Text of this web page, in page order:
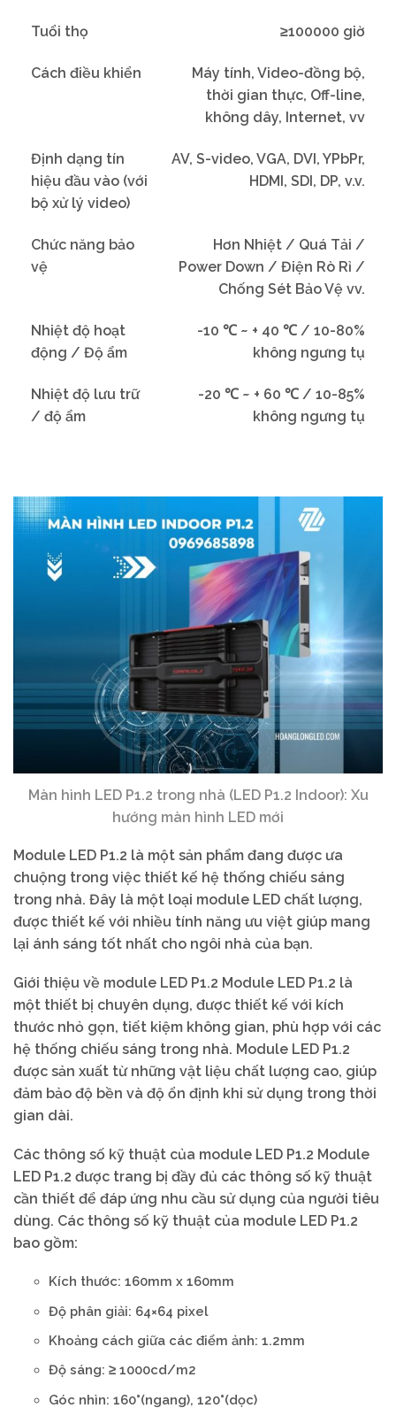
Tuổi thọ ≥100000 giờ
Cách điều khiển
Máy tính, Video-đồng bộ,
thời gian thực, Off-line,
không dây, Internet, vv
Định dạng tín
hiệu đầu vào (với
bộ xử lý video)
AV, S-video, VGA, DVI, YPbPr,
HDMI, SDI, DP, v.v.
Chức năng bảo
vệ
Hơn Nhiệt / Quá Tải /
Power Down / Điện Rò Rỉ /
Chống Sét Bảo Vệ vv.
Nhiệt độ hoạt
động / Độ ẩm
-10 ℃ ~ + 40 ℃ / 10-80%
không ngưng tụ
Nhiệt độ lưu trữ
/ độ ẩm
-20 ℃ ~ + 60 ℃ / 10-85%
không ngưng tụ
Màn hình LED P1.2 trong nhà (LED P1.2 Indoor): Xu
hướng màn hình LED mới
Module LED P1.2 là một sản phẩm đang được ưa
chuộng trong việc thiết kế hệ thống chiếu sáng
trong nhà. Đây là một loại module LED chất lượng,
được thiết kế với nhiều tính năng ưu việt giúp mang
lại ánh sáng tốt nhất cho ngôi nhà của bạn.
Giới thiệu về module LED P1.2 Module LED P1.2 là
một thiết bị chuyên dụng, được thiết kế với kích
thước nhỏ gọn, tiết kiệm không gian, phù hợp với các
hệ thống chiếu sáng trong nhà. Module LED P1.2
được sản xuất từ những vật liệu chất lượng cao, giúp
đảm bảo độ bền và độ ổn định khi sử dụng trong thời
gian dài.
Các thông số kỹ thuật của module LED P1.2 Module
LED P1.2 được trang bị đầy đủ các thông số kỹ thuật
cần thiết để đáp ứng nhu cầu sử dụng của người tiêu
dùng. Các thông số kỹ thuật của module LED P1.2
bao gồm:
Kích thước: 160mm x 160mm
Độ phân giải: 64×64 pixel
Khoảng cách giữa các điểm ảnh: 1.2mm
Độ sáng: ≥ 1000cd/m2
Góc nhìn: 160°(ngang), 120°(dọc)